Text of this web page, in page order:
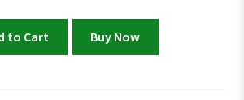
to Cart Buy Now